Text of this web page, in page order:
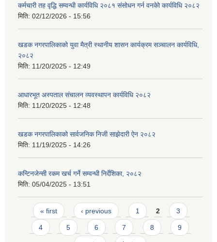
कर्मचारी तह वृद्धि सम्वन्धी कार्यविधि २०८१ संसोधन गर्न वनकेो कार्यविधि २०८२
मिति: 02/12/2026 - 15:56
खडक नगरपालिकाको युवा मैत्री स्थानीय शासन कार्यक्रम सञ्चालन कार्यविधि,
२०८२
मिति: 11/20/2025 - 12:49
आधारभूत अस्पताल संचालन व्यवस्थापन कार्यविधि २०८२
मिति: 11/20/2025 - 12:48
खडक नगरपालिकाको सार्वजनिक निजी साझेदारी ऐन २०८२
मिति: 11/19/2025 - 14:26
कन्टिनजेन्सी रकम खर्च गर्ने सम्वन्धी निर्देशिका, २०८२
मिति: 05/04/2025 - 13:51
Pages
« first ‹ previous 1 2 3
4 5 6 7 8 9